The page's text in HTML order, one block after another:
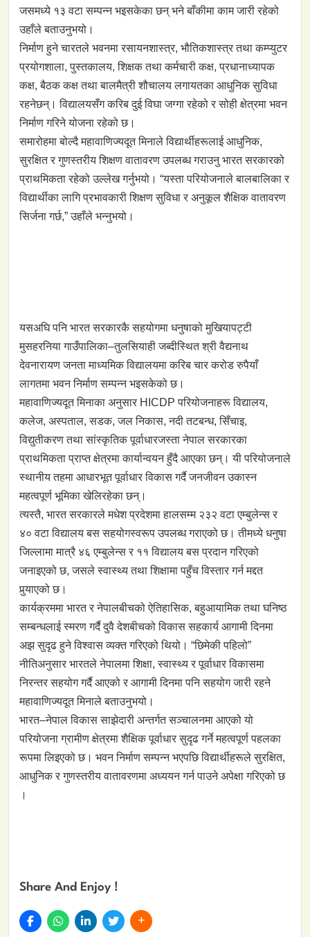
जसमध्ये १३ वटा सम्पन्न भइसकेका छन् भने बाँकीमा काम जारी रहेको
उहाँले बताउनुभयो।
निर्माण हुने चारतले भवनमा रसायनशास्त्र, भौतिकशास्त्र तथा कम्प्युटर
प्रयोगशाला, पुस्तकालय, शिक्षक तथा कर्मचारी कक्ष, प्रधानाध्यापक
कक्ष, बैठक कक्ष तथा बालमैत्री शौचालय लगायतका आधुनिक सुविधा
रहनेछन्। विद्यालयसँग करिब दुई विघा जग्गा रहेको र सोही क्षेत्रमा भवन
निर्माण गरिने योजना रहेको छ।
समारोहमा बोल्दै महावाणिज्यदूत मिनाले विद्यार्थीहरूलाई आधुनिक,
सुरक्षित र गुणस्तरीय शिक्षण वातावरण उपलब्ध गराउनु भारत सरकारको
प्राथमिकता रहेको उल्लेख गर्नुभयो। “यस्ता परियोजनाले बालबालिका र
विद्यार्थीका लागि प्रभावकारी शिक्षण सुविधा र अनुकूल शैक्षिक वातावरण
सिर्जना गर्छ,” उहाँले भन्नुभयो।
यसअघि पनि भारत सरकारकै सहयोगमा धनुषाको मुखियापट्टी
मुसहरनिया गाउँपालिका–तुलसियाही जब्दीस्थित श्री वैद्यनाथ
देवनारायण जनता माध्यमिक विद्यालयमा करिब चार करोड रुपैयाँ
लागतमा भवन निर्माण सम्पन्न भइसकेको छ।
महावाणिज्यदूत मिनाका अनुसार HICDP परियोजनाहरू विद्यालय,
कलेज, अस्पताल, सडक, जल निकास, नदी तटबन्ध, सिँचाइ,
विद्युतीकरण तथा सांस्कृतिक पूर्वाधारजस्ता नेपाल सरकारका
प्राथमिकता प्राप्त क्षेत्रमा कार्यान्वयन हुँदै आएका छन्। यी परियोजनाले
स्थानीय तहमा आधारभूत पूर्वाधार विकास गर्दै जनजीवन उकास्न
महत्वपूर्ण भूमिका खेलिरहेका छन्।
त्यस्तै, भारत सरकारले मधेश प्रदेशमा हालसम्म २३२ वटा एम्बुलेन्स र
४० वटा विद्यालय बस सहयोगस्वरूप उपलब्ध गराएको छ। तीमध्ये धनुषा
जिल्लामा मात्रै ४६ एम्बुलेन्स र ११ विद्यालय बस प्रदान गरिएको
जनाइएको छ, जसले स्वास्थ्य तथा शिक्षामा पहुँच विस्तार गर्न मद्दत
पुर्‍याएको छ।
कार्यक्रममा भारत र नेपालबीचको ऐतिहासिक, बहुआयामिक तथा घनिष्ठ
सम्बन्धलाई स्मरण गर्दै दुवै देशबीचको विकास सहकार्य आगामी दिनमा
अझ सुदृढ हुने विश्वास व्यक्त गरिएको थियो। “छिमेकी पहिलो”
नीतिअनुसार भारतले नेपालमा शिक्षा, स्वास्थ्य र पूर्वाधार विकासमा
निरन्तर सहयोग गर्दै आएको र आगामी दिनमा पनि सहयोग जारी रहने
महावाणिज्यदूत मिनाले बताउनुभयो।
भारत–नेपाल विकास साझेदारी अन्तर्गत सञ्चालनमा आएको यो
परियोजना ग्रामीण क्षेत्रमा शैक्षिक पूर्वाधार सुदृढ गर्ने महत्वपूर्ण पहलका
रूपमा लिइएको छ। भवन निर्माण सम्पन्न भएपछि विद्यार्थीहरूले सुरक्षित,
आधुनिक र गुणस्तरीय वातावरणमा अध्ययन गर्न पाउने अपेक्षा गरिएको छ
।
Share And Enjoy !